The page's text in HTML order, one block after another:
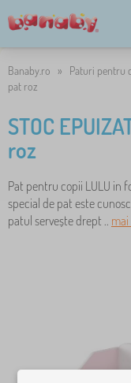
Banaby.ro » Paturi pentru
pat roz
STOC
roz
Pat pentru copii LULU in
special de pat este
patul servește drept ..